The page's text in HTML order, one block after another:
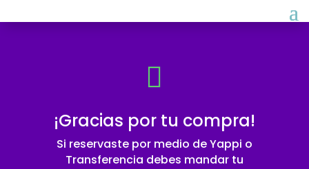

¡Gracias por tu compra!
Si reservaste por medio de Yappi o
Transferencia debes mandar tu